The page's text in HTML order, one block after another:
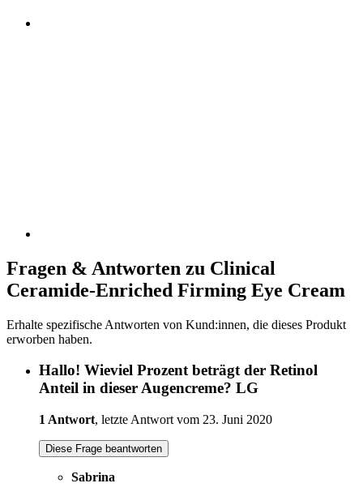
Fragen & Antworten zu Clinical
Ceramide-Enriched Firming Eye Cream
Erhalte spezifische Antworten von Kund:innen, die dieses Produkt
erworben haben.
Hallo! Wieviel Prozent beträgt der Retinol
Anteil in dieser Augencreme? LG
1 Antwort, letzte Antwort vom 23. Juni 2020
Diese Frage beantworten
Sabrina